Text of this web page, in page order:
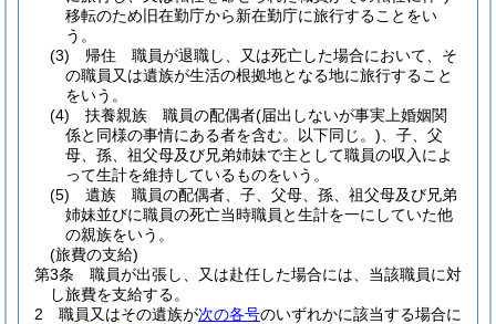
移転のため旧在勤庁から新在勤庁に旅行することをい
う。
(3)
帰住 職員が退職し、又は死亡した場合において、そ
の職員又は遺族が生活の根拠地となる地に旅行すること
をいう。
(4)
扶養親族 職員の配偶者(届出しないが事実上婚姻関
係と同様の事情にある者を含む。以下同じ。) 、子、父
母、孫、祖父母及び兄弟姉妹で主として職員の収入によ
って生計を維持しているものをいう。
(5)
遺族 職員の配偶者、子、父母、孫、祖父母及び兄弟
姉妹並びに職員の死亡当時職員と生計を一にしていた他
の親族をいう。
(旅費の支給)
第3条
職員が出張し、又は赴任した場合には、当該職員に対
し旅費を支給する。
2
職員又はその遺族が次の各号のいずれかに該当する場合に